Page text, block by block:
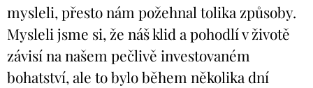
mysleli, přesto nám požehnal tolika způsoby.
Mysleli jsme si, že náš klid a pohodlí v životě
závisí na našem pečlivě investovaném
bohatství, ale to bylo během několika dní